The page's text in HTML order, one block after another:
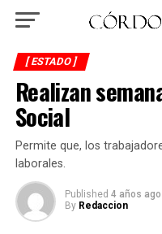
[ ESTADO ]
Realizan
Social
Permite que, los
laborales.
Published 4 años ago
By Redaccion